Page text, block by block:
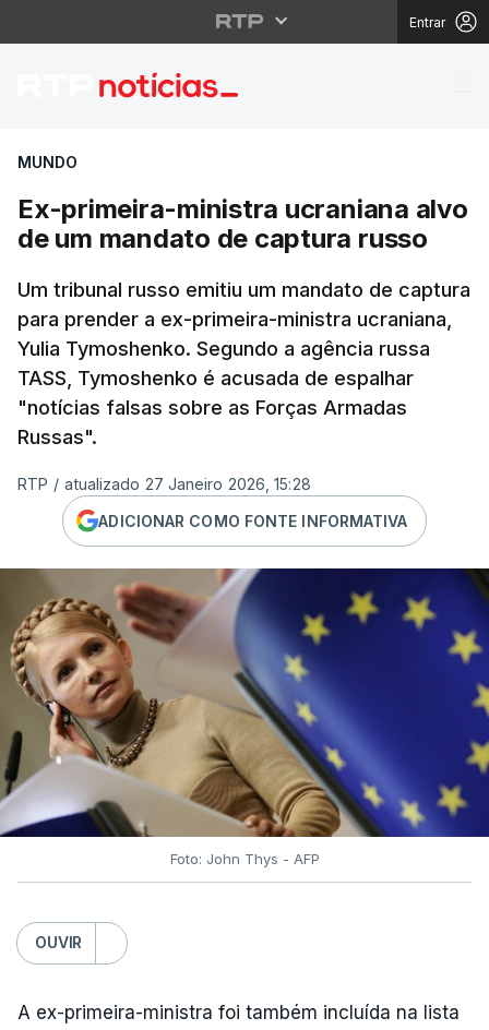
Entrar
Ex-primeira-ministra
MUNDO
Ex-primeira-ministra ucraniana alvo
de um mandato de captura russo
Um tribunal russo emitiu um mandato de captura
para prender a ex-primeira-ministra ucraniana,
Yulia Tymoshenko. Segundo a agência russa
TASS, Tymoshenko é acusada de espalhar
"notícias falsas sobre as Forças Armadas
Russas".
RTP / atualizado 27 Janeiro 2026, 15:28
ADICIONAR COMO FONTE INFORMATIVA
Foto: John Thys - AFP
OUVIR
A ex-primeira-ministra foi também incluída na lista